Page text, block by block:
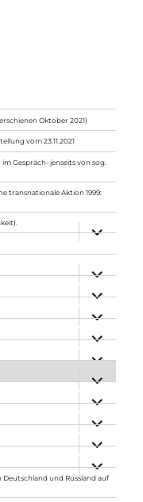
Oktober 2021)
vom 23.11.2021
Gespräch- jenseits von sog.
transnationale Aktion 1999:
anzeigen
anzeigen
anzeigen
anzeigen
anzeigen
anzeigen
anzeigen
anzeigen
anzeigen
anzeigen
und Russland auf